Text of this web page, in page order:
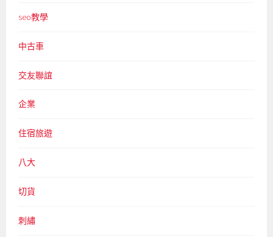
seo教學
中古車
交友聯誼
企業
住宿旅遊
八大
切貨
刺繡